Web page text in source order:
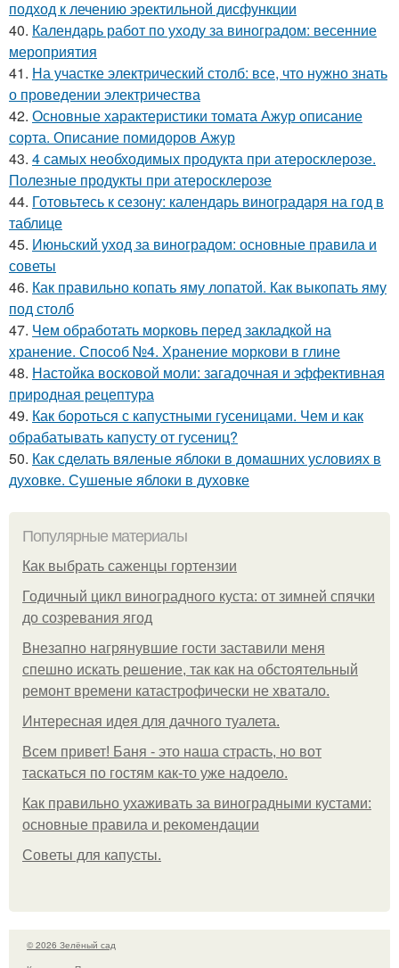
подход к лечению эректильной дисфункции
40. Календарь работ по уходу за виноградом: весенние
мероприятия
41. На участке электрический столб: все, что нужно знать
о проведении электричества
42. Основные характеристики томата Ажур описание
сорта. Описание помидоров Ажур
43. 4 самых необходимых продукта при атеросклерозе.
Полезные продукты при атеросклерозе
44. Готовьтесь к сезону: календарь виноградаря на год в
таблице
45. Июньский уход за виноградом: основные правила и
советы
46. Как правильно копать яму лопатой. Как выкопать яму
под столб
47. Чем обработать морковь перед закладкой на
хранение. Способ №4. Хранение моркови в глине
48. Настойка восковой моли: загадочная и эффективная
природная рецептура
49. Как бороться с капустными гусеницами. Чем и как
обрабатывать капусту от гусениц?
50. Как сделать вяленые яблоки в домашних условиях в
духовке. Сушеные яблоки в духовке
Популярные материалы
Как выбрать саженцы гортензии
Годичный цикл виноградного куста: от зимней спячки
до созревания ягод
Внезапно нагрянувшие гости заставили меня
спешно искать решение, так как на обстоятельный
ремонт времени катастрофически не хватало.
Интересная идея для дачного туалета.
Всем привет! Баня - это наша страсть, но вот
таскаться по гостям как-то уже надоело.
Как правильно ухаживать за виноградными кустами:
основные правила и рекомендации
Советы для капусты.
© 2026 Зелёный сад